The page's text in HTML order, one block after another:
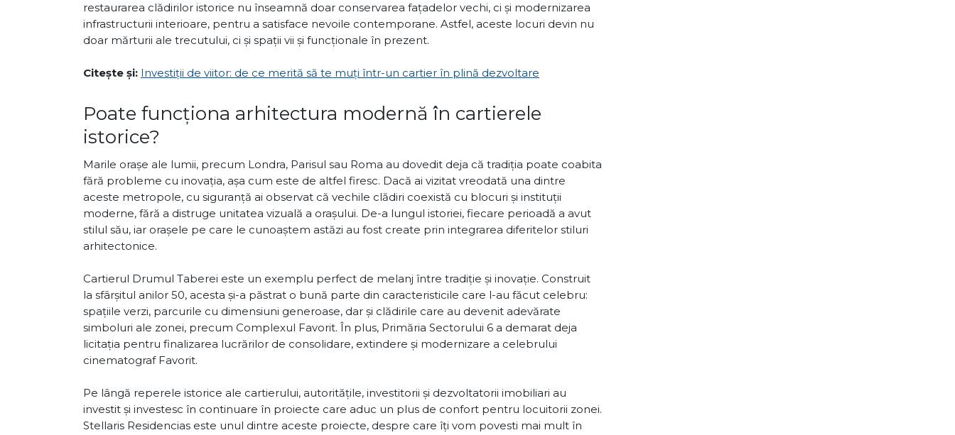
restaurarea clădirilor istorice nu înseamnă doar conservarea fațadelor vechi, ci și modernizarea
infrastructurii interioare, pentru a satisface nevoile contemporane. Astfel, aceste locuri devin nu
doar mărturii ale trecutului, ci și spații vii și funcționale în prezent.
Citește și: Investiții de viitor: de ce merită să te muți într-un cartier în plină dezvoltare
Poate funcționa arhitectura modernă în cartierele
istorice?
Marile orașe ale lumii, precum Londra, Parisul sau Roma au dovedit deja că tradiția poate coabita
fără probleme cu inovația, așa cum este de altfel firesc. Dacă ai vizitat vreodată una dintre
aceste metropole, cu siguranță ai observat că vechile clădiri coexistă cu blocuri și instituții
moderne, fără a distruge unitatea vizuală a orașului. De-a lungul istoriei, fiecare perioadă a avut
stilul său, iar orașele pe care le cunoaștem astăzi au fost create prin integrarea diferitelor stiluri
arhitectonice.
Cartierul Drumul Taberei este un exemplu perfect de melanj între tradiție și inovație. Construit
la sfârșitul anilor 50, acesta și-a păstrat o bună parte din caracteristicile care l-au făcut celebru:
spațiile verzi, parcurile cu dimensiuni generoase, dar și clădirile care au devenit adevărate
simboluri ale zonei, precum Complexul Favorit. În plus, Primăria Sectorului 6 a demarat deja
licitația pentru finalizarea lucrărilor de consolidare, extindere și modernizare a celebrului
cinematograf Favorit.
Pe lângă reperele istorice ale cartierului, autoritățile, investitorii și dezvoltatorii imobiliari au
investit și investesc în continuare în proiecte care aduc un plus de confort pentru locuitorii zonei.
Stellaris Residencias este unul dintre aceste proiecte, despre care îți vom povesti mai mult în